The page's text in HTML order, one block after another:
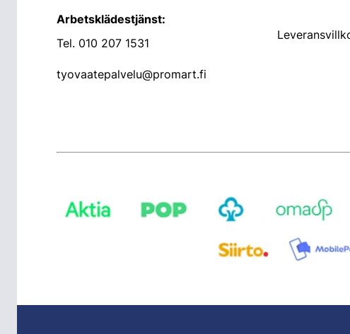
Arbetsklädestjänst:
Tel. 010 207 1531
tyovaatepalvelu@promart.fi